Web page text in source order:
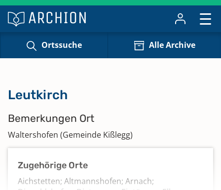
Ortssuche Alle Archive
Leutkirch
Bemerkungen Ort
Waltershofen (Gemeinde Kißlegg)
Zugehörige Orte
Aichstetten; Altmannshofen; Arnach;